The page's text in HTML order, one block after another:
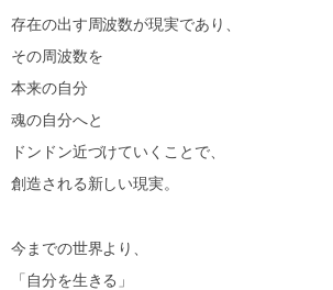
存在の出す周波数が現実であり、
その周波数を
本来の自分
魂の自分へと
ドンドン近づけていくことで、
創造される新しい現実。
今までの世界より、
「自分を生きる」